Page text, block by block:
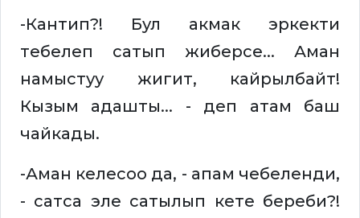
-Кантип?! Бул акмак эркекти
тебелеп сатып жиберсе... Аман
намыстуу жигит, кайрылбайт!
Кызым адашты... - деп атам баш
чайкады.
-Аман келесоо да, - апам чебеленди,
- сатса эле сатылып кете береби?!